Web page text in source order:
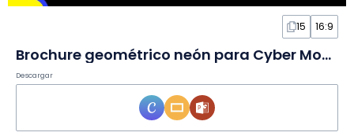
15 16:9
Brochure geométrico neón para Cyber Monday en Diapositivas
Descargar